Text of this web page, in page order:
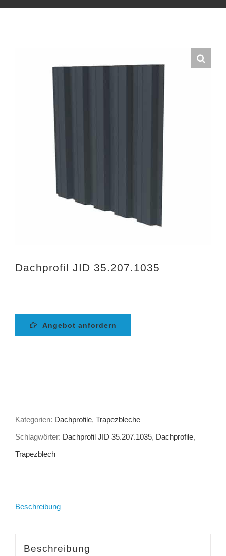
Dachprofil JID 35.207.1035
Angebot anfordern
Kategorien: Dachprofile, Trapezbleche
Schlagwörter: Dachprofil JID 35.207.1035, Dachprofile,
Trapezblech
Beschreibung
Beschreibung